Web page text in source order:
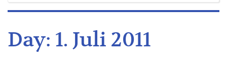
Day: 1. Juli 2011